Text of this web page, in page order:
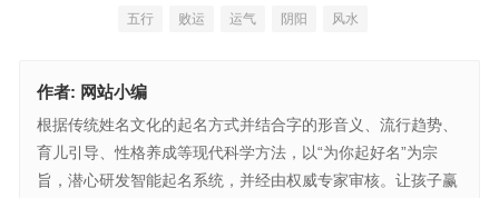
五行 败运 运气 阴阳 风水
作者: 网站小编
根据传统姓名文化的起名方式并结合字的形音义、流行趋势、
育儿引导、性格养成等现代科学方法，以“为你起好名”为宗
旨，潜心研发智能起名系统，并经由权威专家审核。让孩子赢